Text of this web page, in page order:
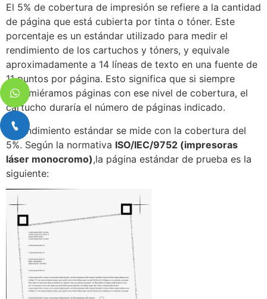
El 5% de cobertura de impresión se refiere a la cantidad
de página que está cubierta por tinta o tóner. Este
porcentaje es un estándar utilizado para medir el
rendimiento de los cartuchos y tóners, y equivale
aproximadamente a 14 líneas de texto en una fuente de
11 puntos por página. Esto significa que si siempre
imprimiéramos páginas con ese nivel de cobertura, el
cartucho duraría el número de páginas indicado.
El rendimiento estándar se mide con la cobertura del
5%. Según la normativa ISO/IEC/9752 (impresoras
láser monocromo),la página estándar de prueba es la
siguiente: